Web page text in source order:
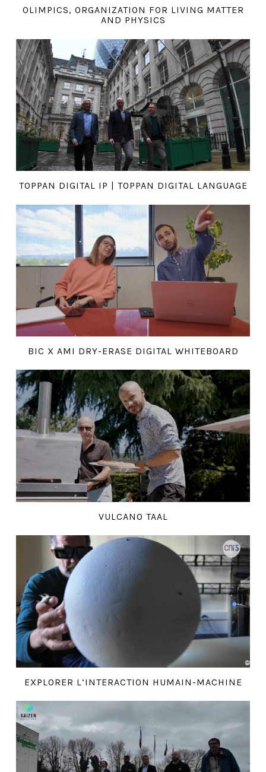
OLIMPICS, ORGANIZATION FOR LIVING MATTER
AND PHYSICS
TOPPAN DIGITAL IP | TOPPAN DIGITAL LANGUAGE
BIC X AMI DRY-ERASE DIGITAL WHITEBOARD
VULCANO TAAL
EXPLORER L’INTERACTION HUMAIN-MACHINE